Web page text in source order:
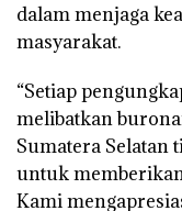
dalam menjaga
masyarakat.
“Setiap
melibatkan
Sumatera Selatan
untuk
Kami